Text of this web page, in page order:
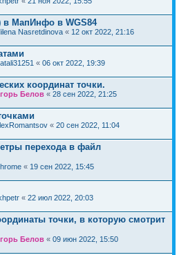
в МапИнфо в WGS84
Nasretdinova « 12 окт 2022, 21:16
« 06 окт 2022, 19:39
координат точки.
Белов « 28 сен 2022, 21:25
« 20 сен 2022, 11:04
перехода в файл
« 19 сен 2022, 15:45
« 22 июл 2022, 20:03
точки, в которую смотрит
Белов « 09 июн 2022, 15:50